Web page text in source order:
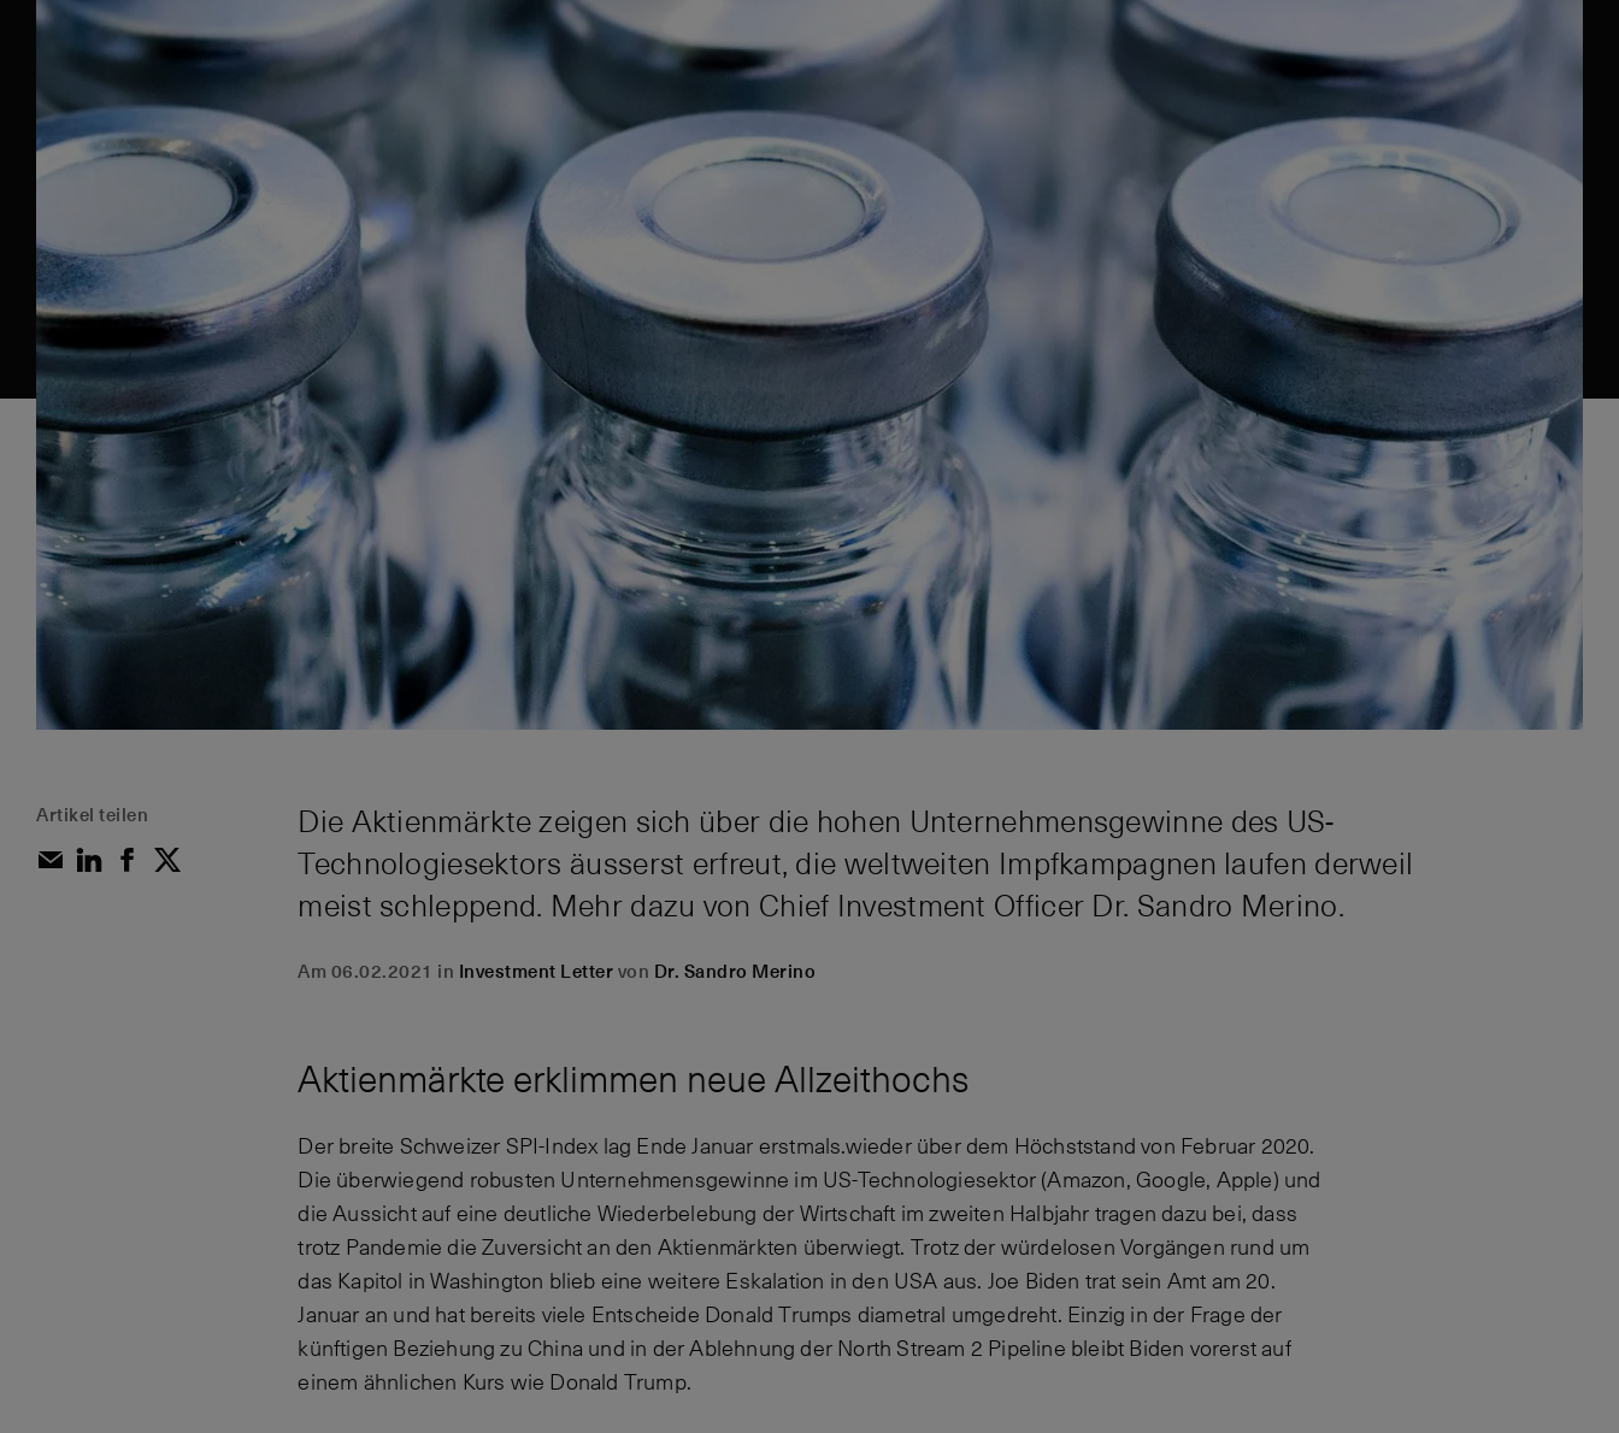
Artikel teilen
Die Aktienmärkte zeigen sich über die hohen Unternehmensgewinne des US-
Technologiesektors äusserst erfreut, die weltweiten Impfkampagnen laufen derweil
meist schleppend. Mehr dazu von Chief Investment Officer Dr. Sandro Merino.
Am 06.02.2021 in Investment Letter von Dr. Sandro Merino
Aktienmärkte erklimmen neue Allzeithochs
Der breite Schweizer SPI-Index lag Ende Januar erstmals.wieder über dem Höchststand von Februar 2020.
Die überwiegend robusten Unternehmensgewinne im US-Technologiesektor (Amazon, Google, Apple) und
die Aussicht auf eine deutliche Wiederbelebung der Wirtschaft im zweiten Halbjahr tragen dazu bei, dass
trotz Pandemie die Zuversicht an den Aktienmärkten überwiegt. Trotz der würdelosen Vorgängen rund um
das Kapitol in Washington blieb eine weitere Eskalation in den USA aus. Joe Biden trat sein Amt am 20.
Januar an und hat bereits viele Entscheide Donald Trumps diametral umgedreht. Einzig in der Frage der
künftigen Beziehung zu China und in der Ablehnung der North Stream 2 Pipeline bleibt Biden vorerst auf
einem ähnlichen Kurs wie Donald Trump.